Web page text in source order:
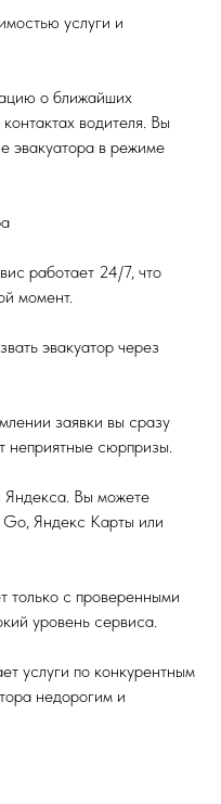
услуги и
о ближайших
водителя. Вы
эвакуатора в режиме
работает 24/7, что
момент.
эвакуатор через
заявки вы сразу
неприятные сюрпризы.
Яндекса. Вы можете
Go, Яндекс Карты или
только с проверенными
уровень сервиса.
услуги по конкурентным
недорогим и